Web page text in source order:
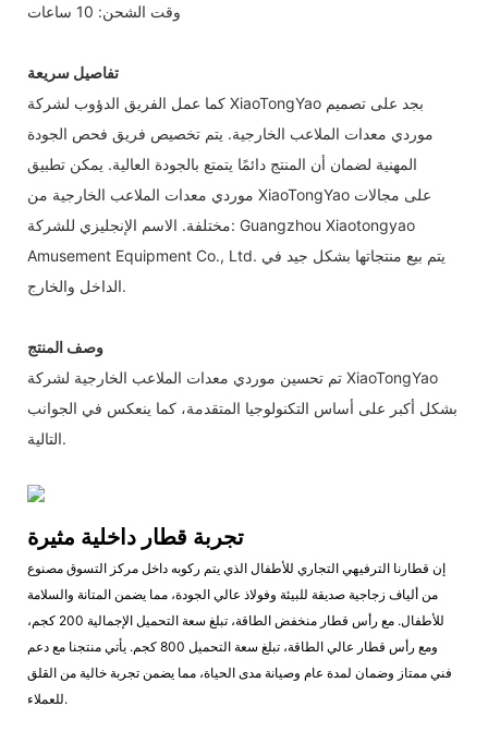
وقت الشحن: 10 ساعات
تفاصيل سريعة
كما عمل الفريق الدؤوب لشركة XiaoTongYao بجد على تصميم
موردي معدات الملاعب الخارجية. يتم تخصيص فريق فحص الجودة
المهنية لضمان أن المنتج دائمًا يتمتع بالجودة العالية. يمكن تطبيق
موردي معدات الملاعب الخارجية من XiaoTongYao على مجالات
مختلفة. الاسم الإنجليزي للشركة: Guangzhou Xiaotongyao
Amusement Equipment Co., Ltd. يتم بيع منتجاتها بشكل جيد في
الداخل والخارج.
وصف المنتج
تم تحسين موردي معدات الملاعب الخارجية لشركة XiaoTongYao
بشكل أكبر على أساس التكنولوجيا المتقدمة، كما ينعكس في الجوانب
التالية.
إن قطارنا الترفيهي التجاري للأطفال الذي يتم ركوبه داخل مركز التسوق مصنوع
من ألياف زجاجية صديقة للبيئة وفولاذ عالي الجودة، مما يضمن المتانة والسلامة
للأطفال. مع رأس قطار منخفض الطاقة، تبلغ سعة التحميل الإجمالية 200 كجم،
ومع رأس قطار عالي الطاقة، تبلغ سعة التحميل 800 كجم. يأتي منتجنا مع دعم
فني ممتاز وضمان لمدة عام وصيانة مدى الحياة، مما يضمن تجربة خالية من القلق
للعملاء.